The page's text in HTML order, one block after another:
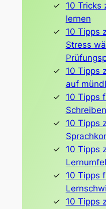
10 Tricks
lernen
10 Tipps
Stress
10 Tipps
auf
10 Tipps
Schreiben
10 Tipps
10 Tipps
10 Tipps
10 Tipps